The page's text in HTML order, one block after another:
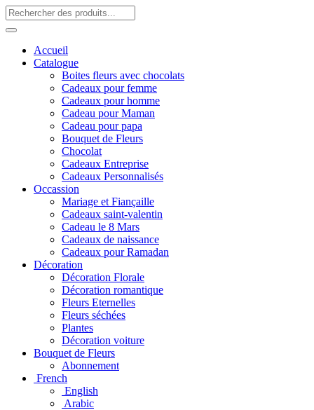
Accueil
Catalogue
Boites fleurs avec chocolats
Cadeaux pour femme
Cadeaux pour homme
Cadeau pour Maman
Cadeau pour papa
Bouquet de Fleurs
Chocolat
Cadeaux Entreprise
Cadeaux Personnalisés
Occassion
Mariage et Fiançaille
Cadeaux saint-valentin
Cadeau le 8 Mars
Cadeaux de naissance
Cadeaux pour Ramadan
Décoration
Décoration Florale
Décoration romantique
Fleurs Eternelles
Fleurs séchées
Plantes
Décoration voiture
Bouquet de Fleurs
Abonnement
French
English
Arabic